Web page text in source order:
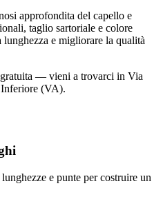
approfondita del capello e
taglio sartoriale e colore
e migliorare la qualità
— vieni a trovarci in Via
Inferiore (VA).
e punte per costruire un